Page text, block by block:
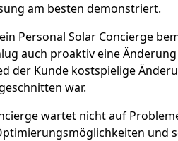
am besten demonstriert.
Personal Solar Concierge
auch proaktiv eine
der Kunde kostspielige
war.
wartet nicht auf
und